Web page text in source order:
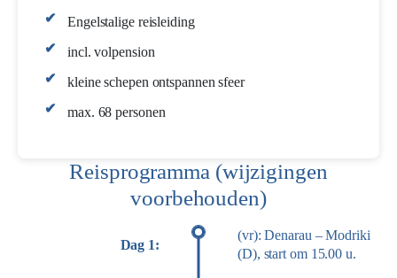
Engelstalige reisleiding
incl. volpension
kleine schepen ontspannen sfeer
max. 68 personen
Reisprogramma (wijzigingen
voorbehouden)
Dag 1:
(vr): Denarau – Modriki
(D), start om 15.00 u.